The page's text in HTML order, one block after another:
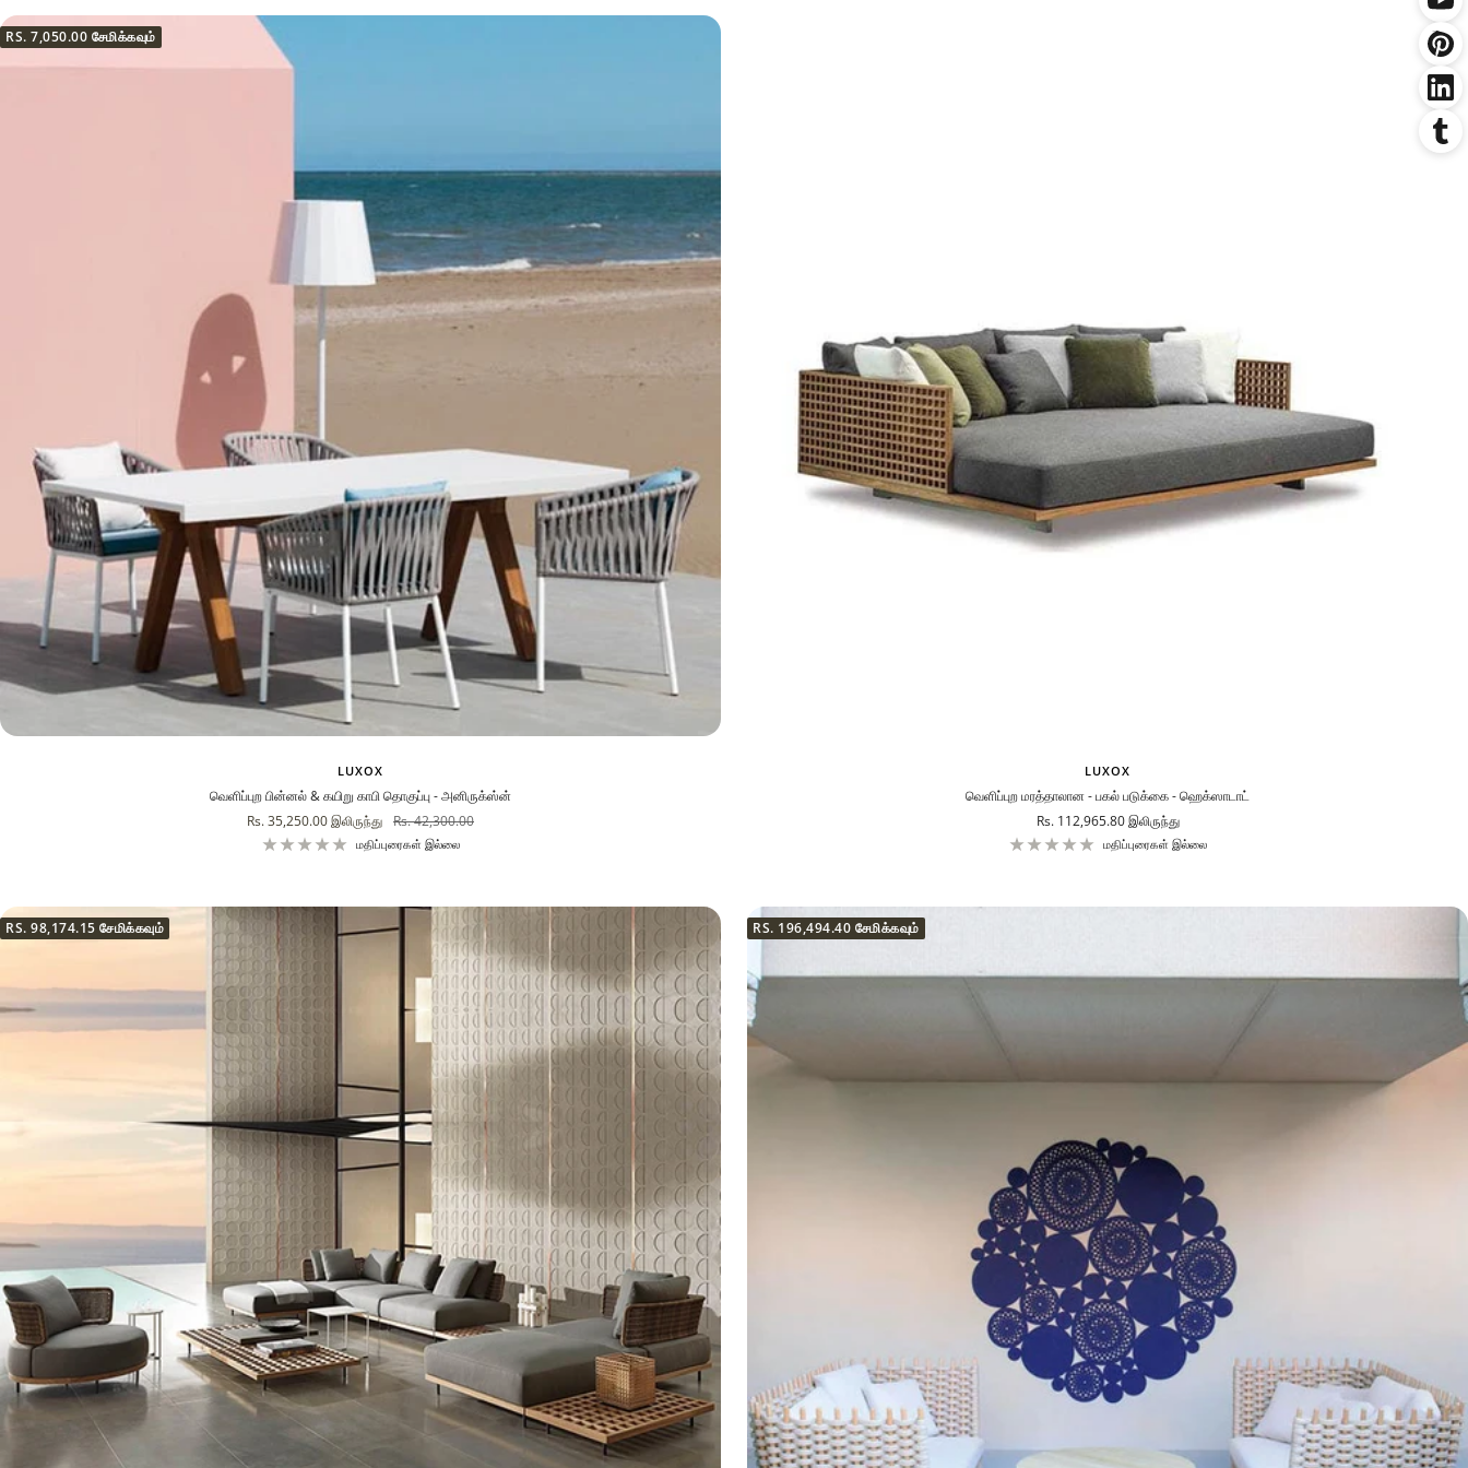
RS. 7,050.00 சேமிக்கவும்
LUXOX
வெளிப்புற பின்னல் & கயிறு காபி தொகுப்பு - அனிருக்ஸ்ன்
விற்பனை
விலை
Rs. 35,250.00இலிருந்து வழக்கமான
விலை
Rs. 42,300.00
மதிப்புரைகள் இல்லை
LUXOX
வெளிப்புற மரத்தாலான - பகல் படுக்கை - ஹெக்ஸாடாட்
விற்பனை
விலை
Rs. 112,965.80இலிருந்து
மதிப்புரைகள் இல்லை
RS. 98,174.15 சேமிக்கவும் RS. 196,494.40 சேமிக்கவும்